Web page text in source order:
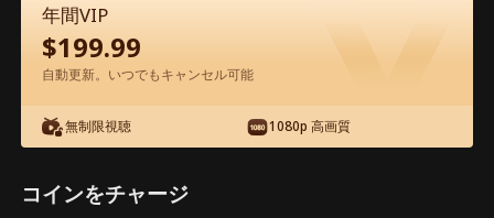
1-50 51-72 全エピソード
年間VIP
$199.99
自動更新。いつでもキャンセル可能
無制限視聴 1080p 高画質
コインをチャージ